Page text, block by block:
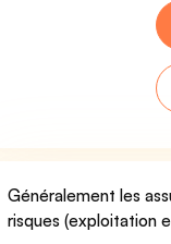
Généralement les
risques (exploitation